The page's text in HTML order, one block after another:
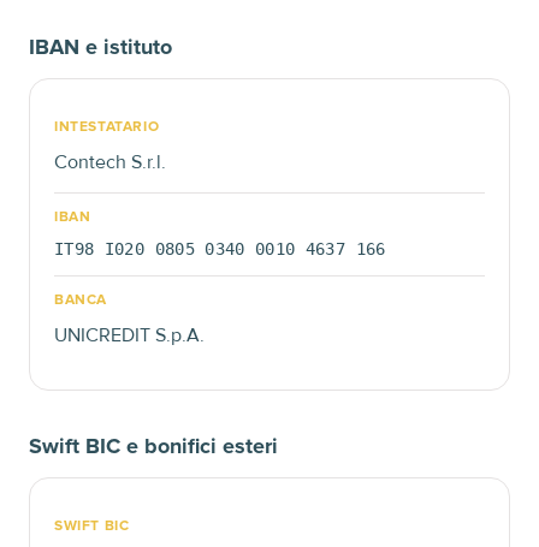
IBAN e istituto
INTESTATARIO
Contech S.r.l.
IBAN
IT98 I020 0805 0340 0010 4637 166
BANCA
UNICREDIT S.p.A.
Swift BIC e bonifici esteri
SWIFT BIC